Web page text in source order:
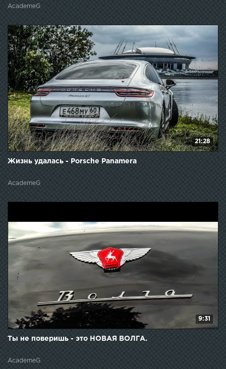
AcademeG
21:28
Жизнь удалась - Porsche Panamera
AcademeG
9:31
Ты не поверишь - это НОВАЯ ВОЛГА.
AcademeG